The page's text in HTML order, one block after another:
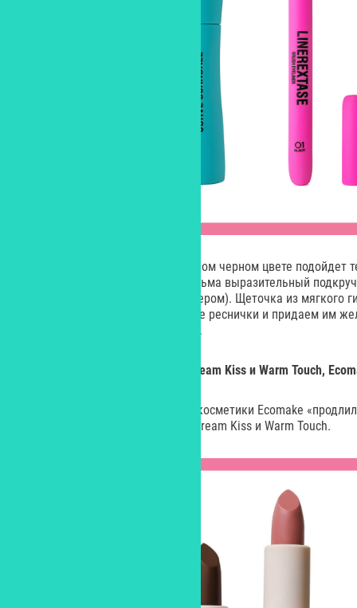
Тушь Curve Scandale в насыщенном черном цвете подойдет
ресницах, а еще она создает весьма выразительный
будто ты воспользовалась керлером). Щеточка из мягкого
прокрашивает даже коротенькие реснички и придаем им
тестировании замечено не было.
Бальзамы для губ в оттенках Dream Kiss и Warm Touch,
Российский бренд натуральной косметики Ecomake
выпустив два новых оттенка – Dream Kiss и Warm Touch.